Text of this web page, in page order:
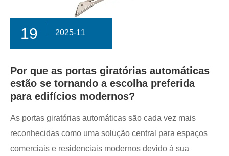
19 2025-11
Por que as portas giratórias automáticas
estão se tornando a escolha preferida
para edifícios modernos?
As portas giratórias automáticas são cada vez mais
reconhecidas como uma solução central para espaços
comerciais e residenciais modernos devido à sua